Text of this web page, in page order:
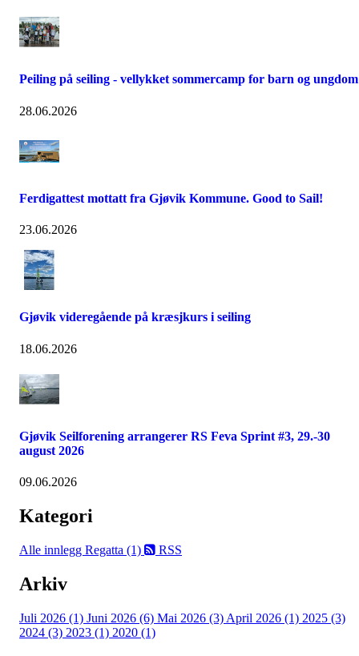
Peiling på seiling - vellykket sommercamp for barn og ungdom
28.06.2026
Ferdigattest mottatt fra Gjøvik Kommune. Good to Sail!
23.06.2026
Gjøvik videregående på kræsjkurs i seiling
18.06.2026
Gjøvik Seilforening arrangerer RS Feva Sprint #3, 29.-30
august 2026
09.06.2026
Kategori
Alle innlegg Regatta (1) RSS
Arkiv
Juli 2026 (1) Juni 2026 (6) Mai 2026 (3) April 2026 (1) 2025 (3)
2024 (3) 2023 (1) 2020 (1)